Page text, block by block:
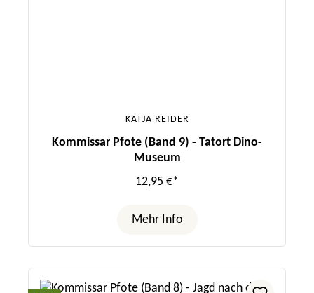
KATJA REIDER
Kommissar Pfote (Band 9) - Tatort Dino-
Museum
12,95 €*
Mehr Info